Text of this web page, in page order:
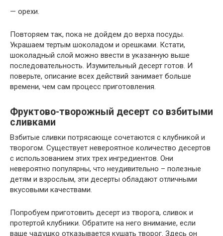
— орехи.
Повторяем так, пока не дойдем до верха посуды.
Украшаем тертым шоколадом и орешками. Кстати,
шоколадный слой можно ввести в указанную выше
последовательность. Изумительный десерт готов. И
поверьте, описание всех действий занимает больше
времени, чем сам процесс приготовления.
Фруктово-творожный десерт со взбитыми
сливками
Взбитые сливки потрясающе сочетаются с клубникой и
творогом. Существует невероятное количество десертов
с использованием этих трех ингредиентов. Они
невероятно популярны, что неудивительно – полезные
детям и взрослым, эти десерты обладают отличными
вкусовыми качествами.
Попробуем приготовить десерт из творога, сливок и
протертой клубники. Обратите на него внимание, если
ваше чадушко отказывается кушать творог. Здесь он